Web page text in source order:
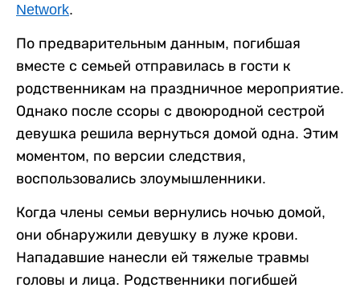
Network.
По предварительным данным, погибшая
вместе с семьей отправилась в гости к
родственникам на праздничное мероприятие.
Однако после ссоры с двоюродной сестрой
девушка решила вернуться домой одна. Этим
моментом, по версии следствия,
воспользовались злоумышленники.
Когда члены семьи вернулись ночью домой,
они обнаружили девушку в луже крови.
Нападавшие нанесли ей тяжелые травмы
головы и лица. Родственники погибшей